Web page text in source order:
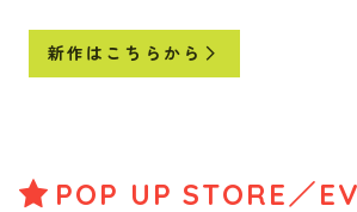
新作はこちらから
POP UP STORE／